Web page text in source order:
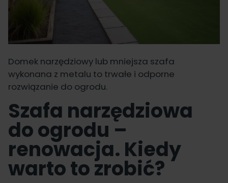
Domek narzędziowy lub mniejsza szafa
wykonana z metalu to trwałe i odporne
rozwiązanie do ogrodu.
Szafa narzędziowa
do ogrodu –
renowacja. Kiedy
warto to zrobić?